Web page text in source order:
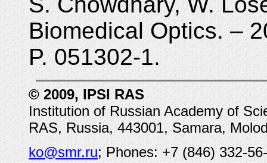
Biomedical Optics. –
P. 051302-1.
© 2009, IPSI RAS
Institution of Russian Academy of
RAS, Russia, 443001, Samara,
ko@smr.ru; Phones: +7 (846) 332-